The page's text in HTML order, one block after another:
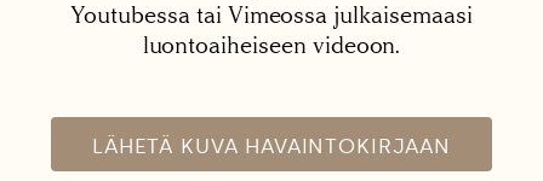
Youtubessa tai Vimeossa julkaisemaasi
luontoaiheiseen videoon.
LÄHETÄ KUVA HAVAINTOKIRJAAN